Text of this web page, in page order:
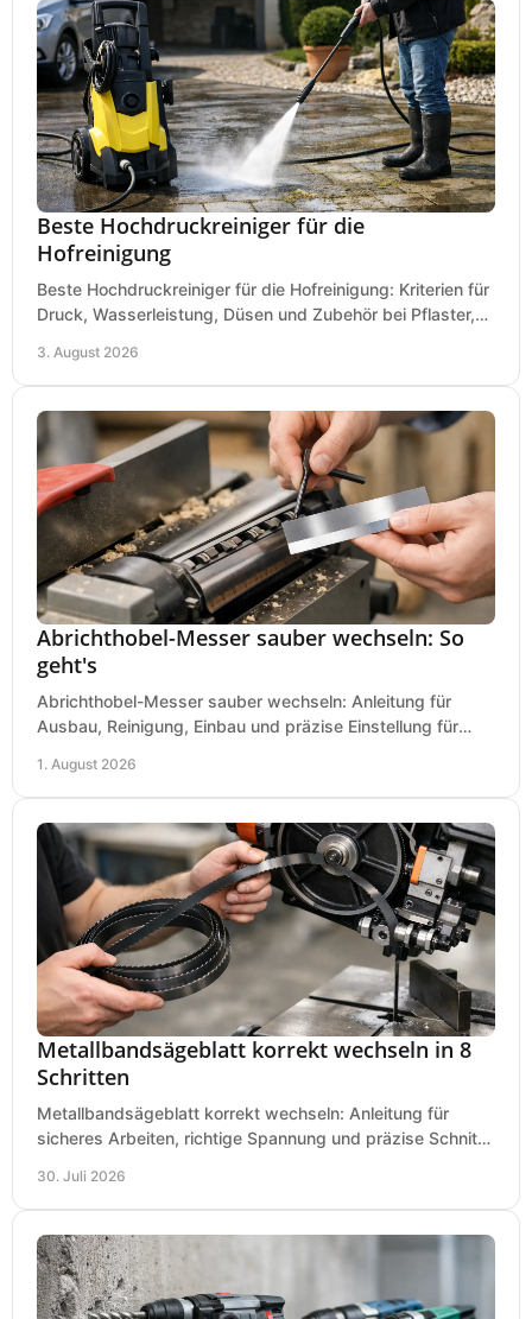
Beste Hochdruckreiniger für die
Hofreinigung
Beste Hochdruckreiniger für die Hofreinigung: Kriterien für
Druck, Wasserleistung, Düsen und Zubehör bei Pflaster,
3. August 2026
Abrichthobel-Messer sauber wechseln: So
geht's
Abrichthobel-Messer sauber wechseln: Anleitung für
Ausbau, Reinigung, Einbau und präzise Einstellung für
1. August 2026
Metallbandsägeblatt korrekt wechseln in 8
Schritten
Metallbandsägeblatt korrekt wechseln: Anleitung für
sicheres Arbeiten, richtige Spannung und präzise Schnitte
30. Juli 2026